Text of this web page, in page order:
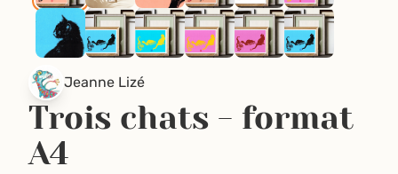
Jeanne Lizé
Trois chats - format
A4